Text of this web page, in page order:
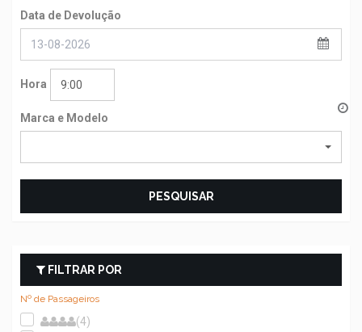
Data de Devolução
Hora 9:00
Marca e Modelo
PESQUISAR
FILTRAR POR
Nº de Passageiros
(4)